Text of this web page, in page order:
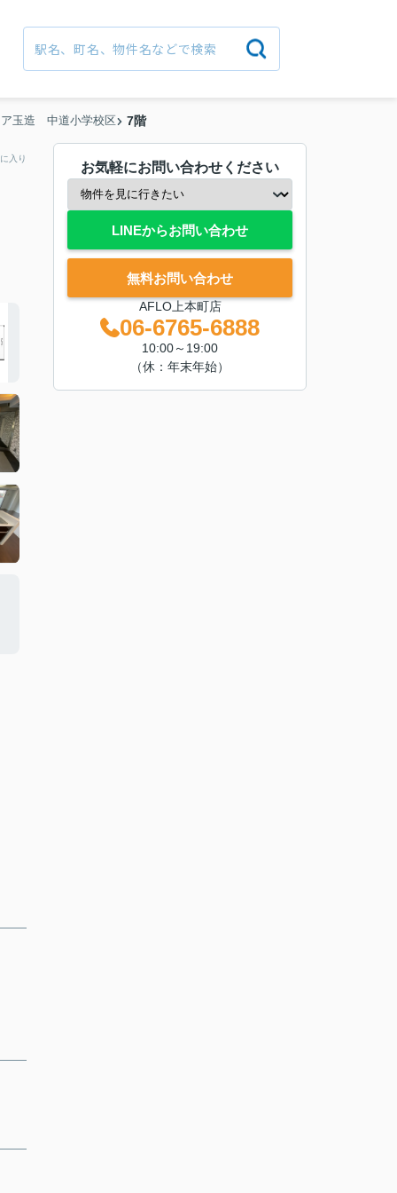
ア玉造 中道小学校区 7階
入り
お気軽にお問い合わせください
LINEからお問い合わせ
無料お問い合わせ
AFLO上本町店
06-6765-6888
10:00～19:00
（休：年末年始）